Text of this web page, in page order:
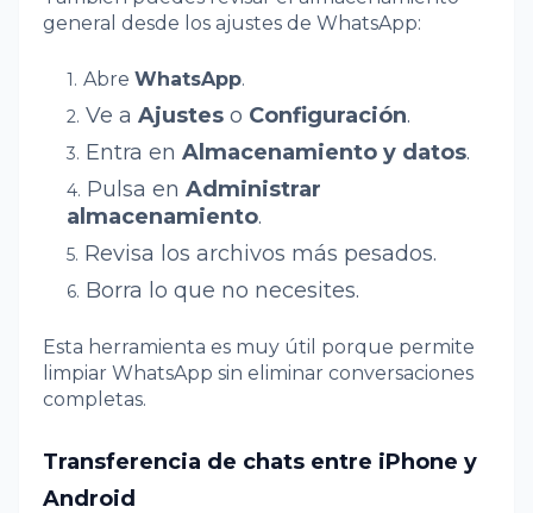
general desde los ajustes de WhatsApp:
Abre WhatsApp.
Ve a Ajustes o Configuración.
Entra en Almacenamiento y datos.
Pulsa en Administrar
almacenamiento.
Revisa los archivos más pesados.
Borra lo que no necesites.
Esta herramienta es muy útil porque permite
limpiar WhatsApp sin eliminar conversaciones
completas.
Transferencia de chats entre iPhone y
Android